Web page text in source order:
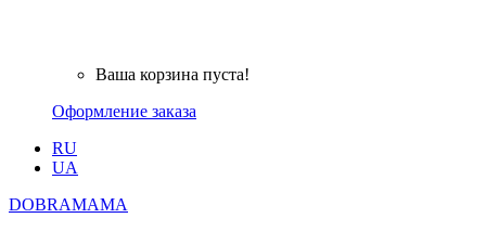
Ваша корзина пуста!
Оформление заказа
RU
UA
DOBRAMAMA